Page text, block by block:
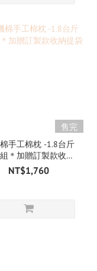
售完
手工棉枕 -1.8台斤
＊加贈訂製款收納
提袋
NT$1,760